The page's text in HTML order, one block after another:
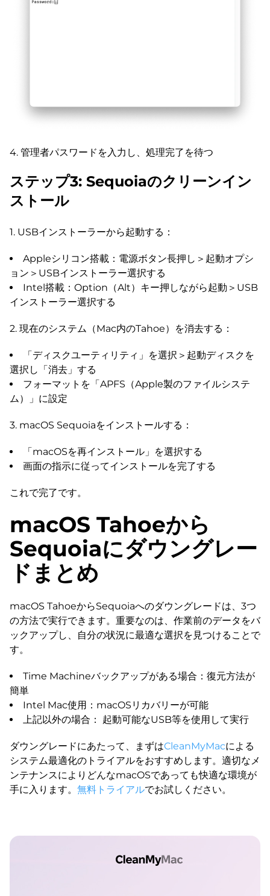
4. 管理者パスワードを入力し、処理完了を待つ
ステップ3: Sequoiaのクリーンイン
ストール
1. USBインストーラーから起動する：
Appleシリコン搭載：電源ボタン長押し＞起動オプシ
ョン＞USBインストーラー選択する
Intel搭載：Option（Alt）キー押しながら起動＞USB
インストーラー選択する
2. 現在のシステム（Mac内のTahoe）を消去する：
「ディスクユーティリティ」を選択＞起動ディスクを
選択し「消去」する
フォーマットを「APFS（Apple製のファイルシステ
ム）」に設定
3. macOS Sequoiaをインストールする：
「macOSを再インストール」を選択する
画面の指示に従ってインストールを完了する
これで完了です。
macOS Tahoeから
Sequoiaにダウングレー
ドまとめ
macOS TahoeからSequoiaへのダウングレードは、3つ
の方法で実行できます。重要なのは、作業前のデータをバ
ックアップし、自分の状況に最適な選択を見つけることで
す。
Time Machineバックアップがある場合：復元方法が
簡単
Intel Mac使用：macOSリカバリーが可能
上記以外の場合： 起動可能なUSB等を使用して実行
ダウングレードにあたって、まずはCleanMyMacによる
システム最適化のトライアルをおすすめします。適切なメ
ンテナンスによりどんなmacOSであっても快適な環境が
手に入ります。 無料トライアルでお試しください。